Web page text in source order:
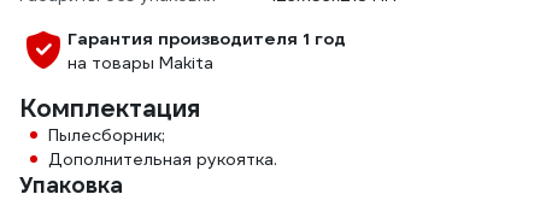
Гарантия производителя 1 год
на товары Makita
Комплектация
Пылесборник;
Дополнительная рукоятка.
Упаковка